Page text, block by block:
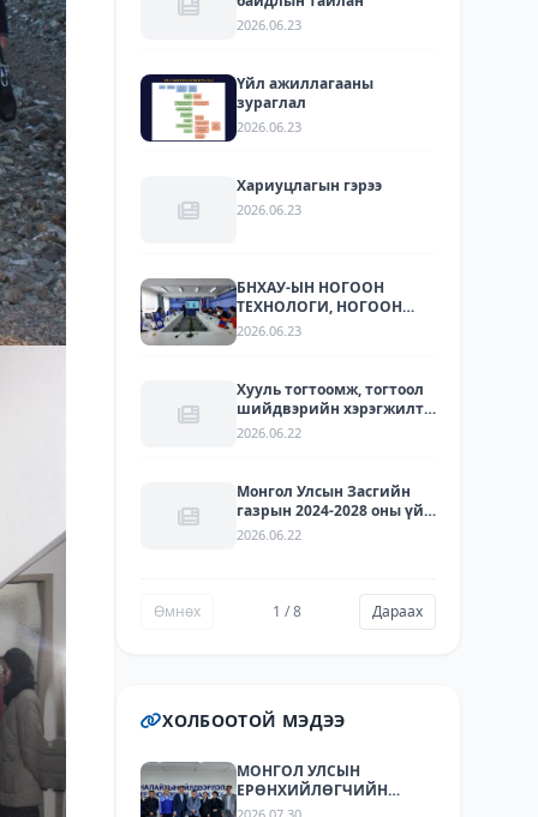
2026.06.23
Үйл ажиллагааны
зураглал
2026.06.23
Хариуцлагын гэрээ
2026.06.23
БНХАУ-ЫН НОГООН
ТЕХНОЛОГИ, НОГООН
ХӨРӨНГӨ ОРУУЛАЛТЫН
ЛАРИТЕК ХХК-ЫН
ТӨЛӨӨЛЛҮҮДИЙГ ХҮЛЭЭН
АВЧ УУЛЗЛАА.
2026.06.23
Хууль тогтоомж, тогтоол
шийдвэрийн хэрэгжилт -
2025
2026.06.22
Монгол Улсын Засгийн
газрын 2024-2028 оны үйл
ажиллагааны
хэрэгжилт - 2025
2026.06.22
Өмнөх 1 / 8 Дараах
ХОЛБООТОЙ МЭДЭЭ
МОНГОЛ УЛСЫН
ЕРӨНХИЙЛӨГЧИЙН
ЗӨВЛӨХҮҮД БОЛОН